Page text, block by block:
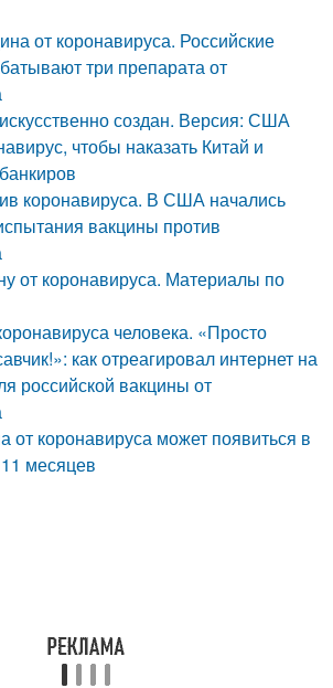
от коронавируса. Российские
три препарата от
создан. Версия: США
чтобы наказать Китай и
коронавируса. В США начались
вакцины против
от коронавируса. Материалы по
человека. «Просто
как отреагировал интернет на
российской вакцины от
от коронавируса может появиться в
месяцев